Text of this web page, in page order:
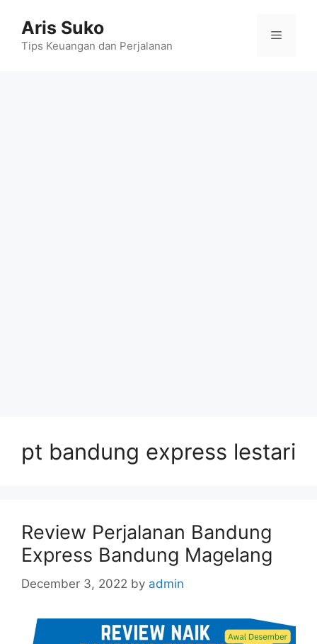
content
Aris Suko
Tips Keuangan dan Perjalanan
Menu
pt bandung express lestari
Review Perjalanan Bandung
Express Bandung Magelang
December 3, 2022 by admin